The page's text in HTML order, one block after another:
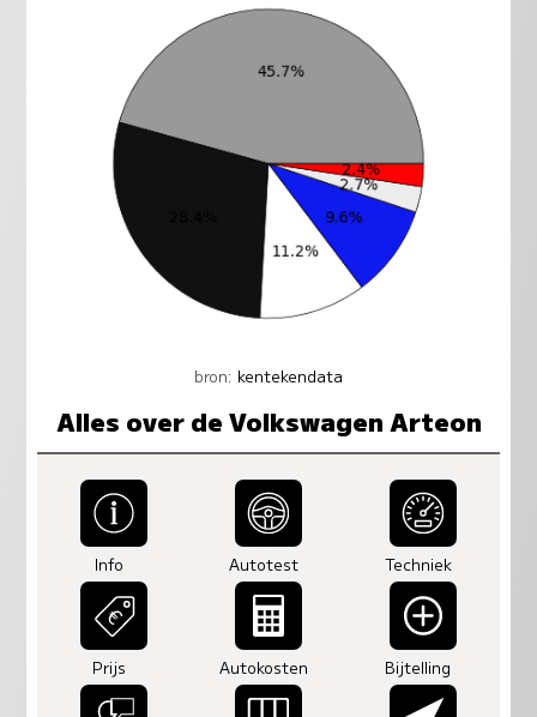
bron: kentekendata
Alles over de Volkswagen Arteon
Info Autotest Techniek
Prijs Autokosten Bijtelling